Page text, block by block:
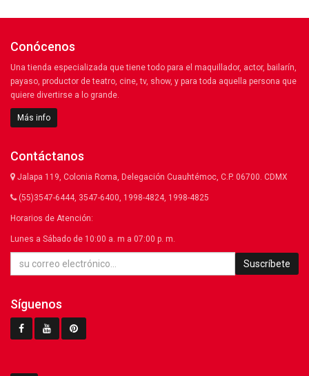
Conócenos
Una tienda especializada que tiene todo para el maquillador, actor, bailarín,
payaso, productor de teatro, cine, tv, show, y para toda aquella persona que
quiere divertirse a lo grande.
Más info
Contáctanos
Jalapa 119, Colonia Roma, Delegación Cuauhtémoc, C.P. 06700. CDMX
(55)3547-6444, 3547-6400, 1998-4824, 1998-4825
Horarios de Atención:
Lunes a Sábado de 10:00 a. m a 07:00 p. m.
Suscríbete
Síguenos